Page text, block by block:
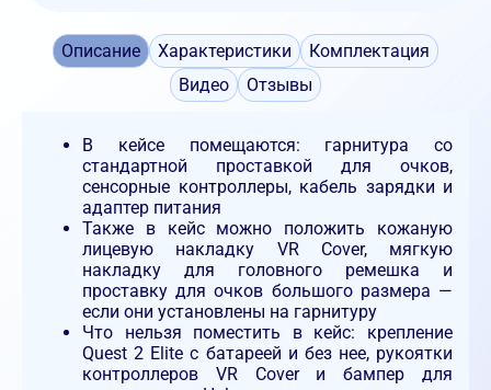
Описание Характеристики
Комплектация
Видео
Отзывы
В кейсе помещаются: гарнитура со
стандартной проставкой для очков,
сенсорные контроллеры, кабель зарядки и
адаптер питания
Также в кейс можно положить кожаную
лицевую накладку VR Cover, мягкую
накладку для головного ремешка и
проставку для очков большого размера —
если они установлены на гарнитуру
Что нельзя поместить в кейс: крепление
Quest 2 Elite с батареей и без нее, рукоятки
контроллеров VR Cover и бампер для